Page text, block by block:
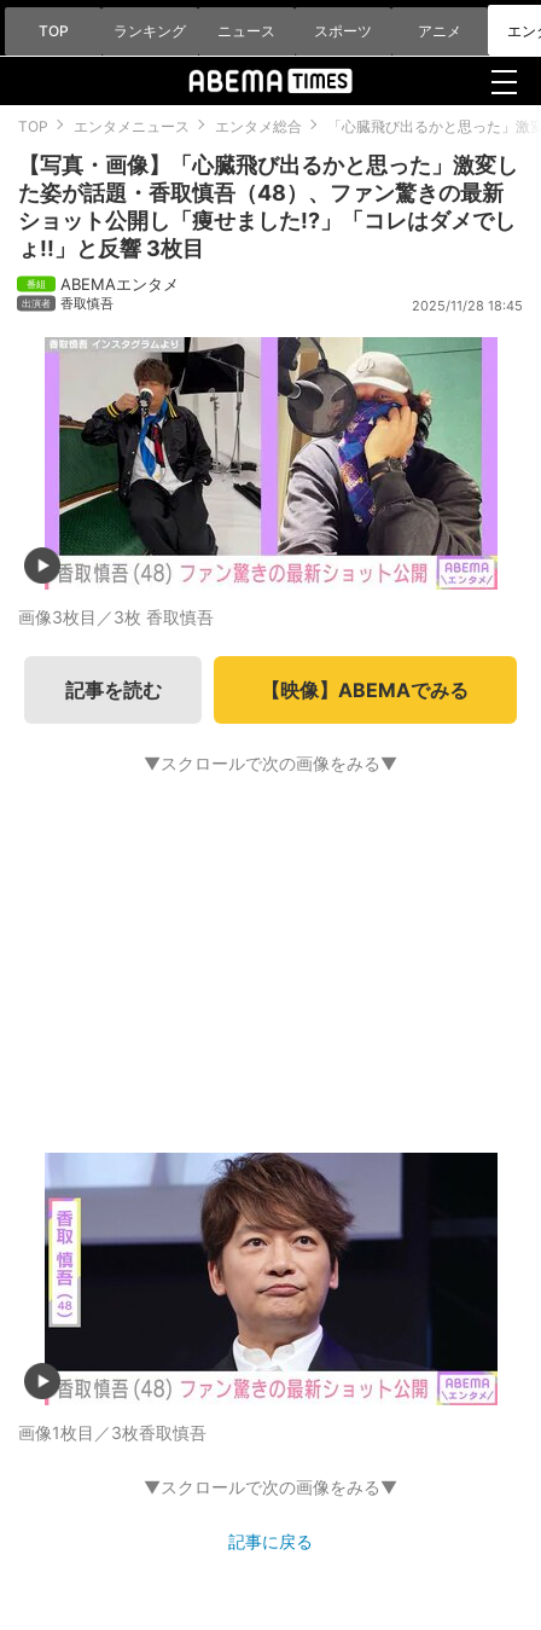
TOP ランキング ニュース スポーツ アニメ エン
TOP エンタメニュース エンタメ総合 「心臓飛び出るかと思った」
【写真・画像】「心臓飛び出るかと思った」激変し
た姿が話題・香取慎吾（48）、ファン驚きの最新
ショット公開し「痩せました!?」「コレはダメでし
ょ!!」と反響 3枚目
ABEMAエンタメ
香取慎吾 2025/11/28 18:45
画像3枚目／3枚 香取慎吾
記事を読む 【映像】ABEMAでみる
▼スクロールで次の画像をみる▼
画像1枚目／3枚香取慎吾
▼スクロールで次の画像をみる▼
記事に戻る